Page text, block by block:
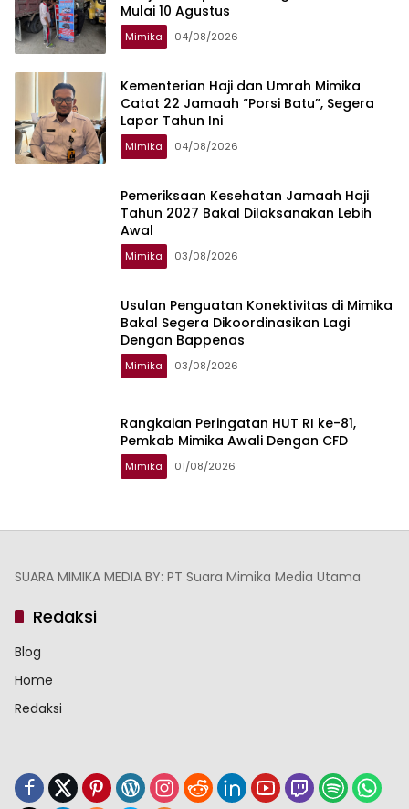
Mulai 10 Agustus
Mimika 04/08/2026
Kementerian Haji dan Umrah Mimika
Catat 22 Jamaah “Porsi Batu”, Segera
Lapor Tahun Ini
Mimika 04/08/2026
Pemeriksaan Kesehatan Jamaah Haji
Tahun 2027 Bakal Dilaksanakan Lebih
Awal
Mimika 03/08/2026
Usulan Penguatan Konektivitas di Mimika
Bakal Segera Dikoordinasikan Lagi
Dengan Bappenas
Mimika 03/08/2026
Rangkaian Peringatan HUT RI ke-81,
Pemkab Mimika Awali Dengan CFD
Mimika 01/08/2026
SUARA MIMIKA MEDIA BY: PT Suara Mimika Media Utama
Redaksi
Blog
Home
Redaksi